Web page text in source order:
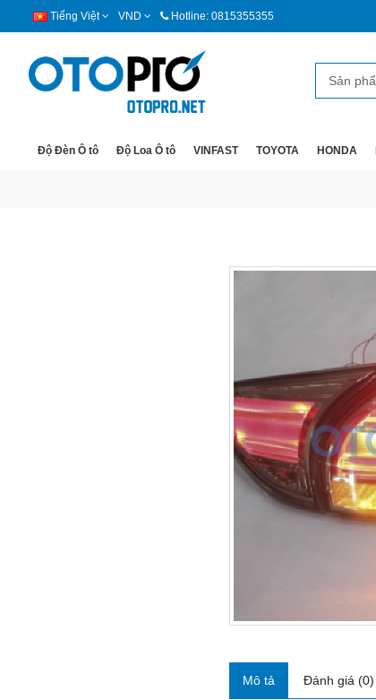
Tiếng Việt VND Hotline: 0815355355
Độ Đèn Ô tô Độ Loa Ô tô VINFAST TOYOTA HONDA
Mô tả Đánh giá (0)